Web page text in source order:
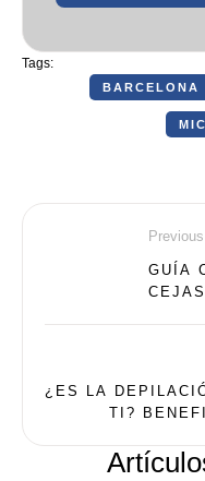
Tags:
BARCELONA
GUÍA
¿ES LA
TI?